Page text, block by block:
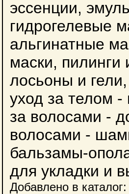
эссенции,
гидрогелевые
альгинатные
маски, пилинги
лосьоны и
уход за телом
за волосами -
волосами -
бальзамы-
для укладки и
Добавлено в